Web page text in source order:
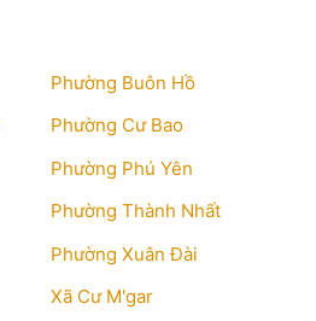
Phường Buôn Hồ
Phường Cư Bao
Phường Phú Yên
Phường Thành Nhất
Phường Xuân Đài
Xã Cư M'gar